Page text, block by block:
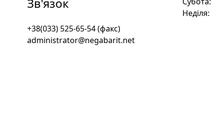
+38(033) 525-65-54 (факс)
administrator@negabarit.net
Неділя: